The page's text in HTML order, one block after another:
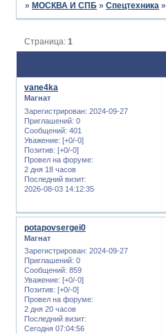
» МОСКВА И СПБ »Спецтехника »
Страница:1
vane4ka
Магнат
Зарегистрирован: 2024-09-27
Приглашений: 0
Сообщений: 401
Уважение: [+0/-0]
Позитив: [+0/-0]
Провел на форуме:
2 дня 18 часов
Последний визит:
2026-08-03 14:12:35
potapovsergei0
Магнат
Зарегистрирован: 2024-09-27
Приглашений: 0
Сообщений: 859
Уважение: [+0/-0]
Позитив: [+0/-0]
Провел на форуме:
2 дня 20 часов
Последний визит:
Сегодня 07:04:56